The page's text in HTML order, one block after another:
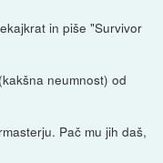
in piše "Survivor
neumnost) od
Pač mu jih daš,